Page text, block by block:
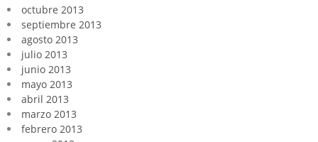
octubre 2013
septiembre 2013
agosto 2013
julio 2013
junio 2013
mayo 2013
abril 2013
marzo 2013
febrero 2013